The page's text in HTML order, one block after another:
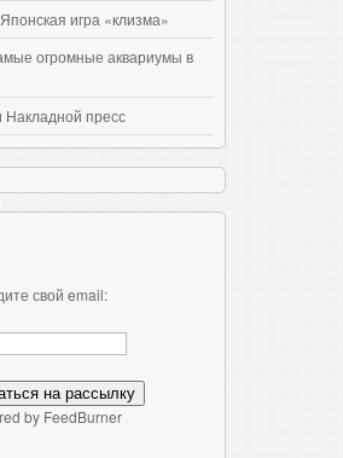
Японская игра «клизма»
огромные аквариумы в
Накладной пресс
свой email:
by FeedBurner